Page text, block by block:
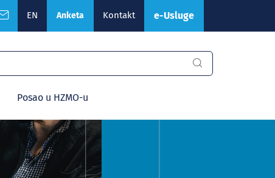
EN Anketa Kontakt e-Usluge
Posao u HZMO-u